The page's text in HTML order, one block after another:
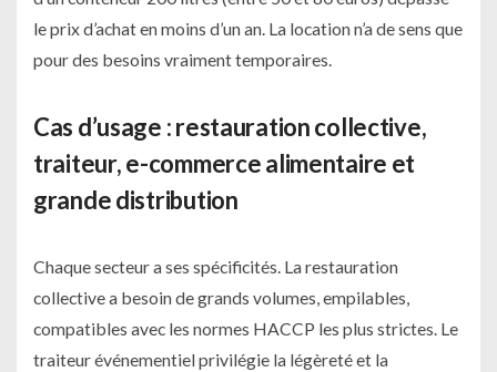
le prix d’achat en moins d’un an. La location n’a de sens que
pour des besoins vraiment temporaires.
Cas d’usage : restauration collective,
traiteur, e-commerce alimentaire et
grande distribution
Chaque secteur a ses spécificités. La restauration
collective a besoin de grands volumes, empilables,
compatibles avec les normes HACCP les plus strictes. Le
traiteur événementiel privilégie la légèreté et la